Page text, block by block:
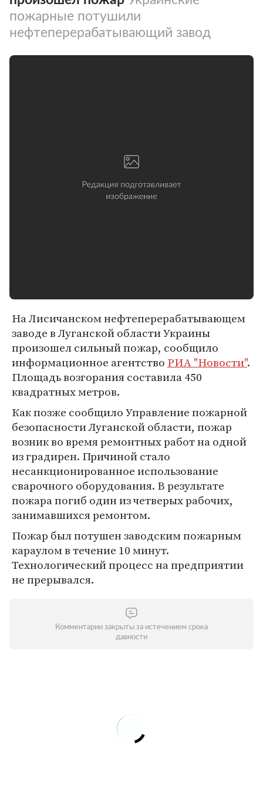
пожарные потушили
нефтеперерабатывающий завод
На Лисичанском нефтеперерабатывающем
заводе в Луганской области Украины
произошел сильный пожар, сообщило
информационное агентство РИА "Новости".
Площадь возгорания составила 450
квадратных метров.
Как позже сообщило Управление пожарной
безопасности Луганской области, пожар
возник во время ремонтных работ на одной
из градирен. Причиной стало
несанкционированное использование
сварочного оборудования. В результате
пожара погиб один из четверых рабочих,
занимавшихся ремонтом.
Пожар был потушен заводским пожарным
караулом в течение 10 минут.
Технологический процесс на предприятии
не прерывался.
Комментарии закрыты за истечением срока
давности